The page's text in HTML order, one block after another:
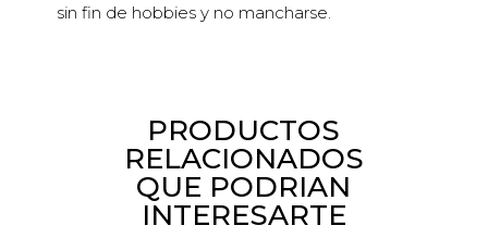
sin fin de hobbies y no mancharse.
PRODUCTOS
RELACIONADOS
QUE PODRIAN
INTERESARTE